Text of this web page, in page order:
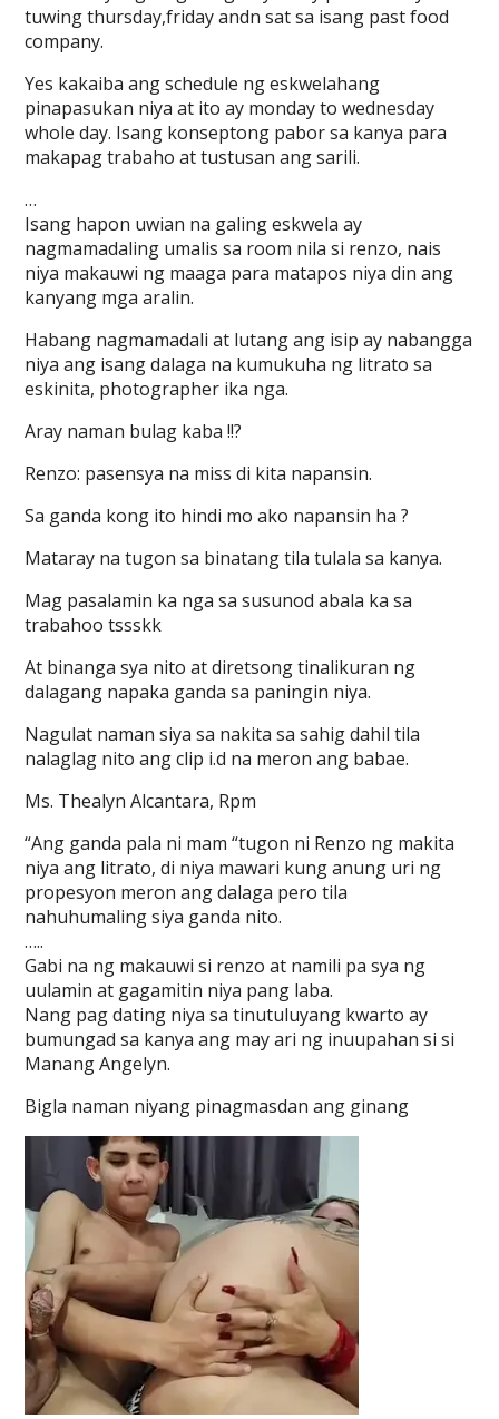
tuwing thursday,friday andn sat sa isang past food
company.
Yes kakaiba ang schedule ng eskwelahang
pinapasukan niya at ito ay monday to wednesday
whole day. Isang konseptong pabor sa kanya para
makapag trabaho at tustusan ang sarili.
…
Isang hapon uwian na galing eskwela ay
nagmamadaling umalis sa room nila si renzo, nais
niya makauwi ng maaga para matapos niya din ang
kanyang mga aralin.
Habang nagmamadali at lutang ang isip ay nabangga
niya ang isang dalaga na kumukuha ng litrato sa
eskinita, photographer ika nga.
Aray naman bulag kaba !!?
Renzo: pasensya na miss di kita napansin.
Sa ganda kong ito hindi mo ako napansin ha ?
Mataray na tugon sa binatang tila tulala sa kanya.
Mag pasalamin ka nga sa susunod abala ka sa
trabahoo tssskk
At binanga sya nito at diretsong tinalikuran ng
dalagang napaka ganda sa paningin niya.
Nagulat naman siya sa nakita sa sahig dahil tila
nalaglag nito ang clip i.d na meron ang babae.
Ms. Thealyn Alcantara, Rpm
“Ang ganda pala ni mam “tugon ni Renzo ng makita
niya ang litrato, di niya mawari kung anung uri ng
propesyon meron ang dalaga pero tila
nahuhumaling siya ganda nito.
…..
Gabi na ng makauwi si renzo at namili pa sya ng
uulamin at gagamitin niya pang laba.
Nang pag dating niya sa tinutuluyang kwarto ay
bumungad sa kanya ang may ari ng inuupahan si si
Manang Angelyn.
Bigla naman niyang pinagmasdan ang ginang